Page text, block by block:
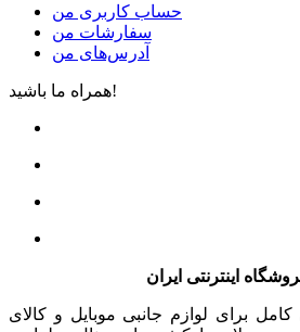
حساب کاربری من
سفارشات من
آدرس‌های من
همراه ما باشید!
اینترنتی ایران
برای لوازم جانبی موبایل و کالای